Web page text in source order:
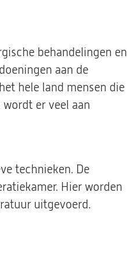
behandelingen en
aan de
hele land mensen die
er veel aan
technieken. De
Hier worden
uitgevoerd.